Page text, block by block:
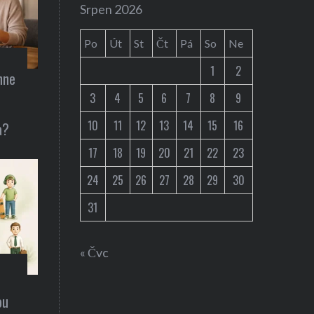
Představení
Musk ohlásil už
Srpen 2026
Po Út St Čt Pá So Ne
1
2
3
4 5 6 7 8
9
10
11 12 13 14 15
16
17
18 19 20 21 22
23
24
25 26 27 28 29
30
31
« Čvc